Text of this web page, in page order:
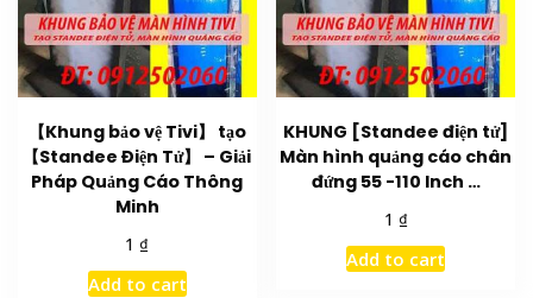
【Khung bảo vệ Tivi】 tạo
【Standee Điện Tử】 – Giải
Pháp Quảng Cáo Thông
Minh
1 ₫
Add to cart
KHUNG [Standee điện tử]
Màn hình quảng cáo chân
đứng 55 -110 Inch …
1 ₫
Add to cart